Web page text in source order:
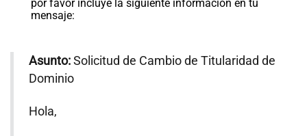
por favor incluye la siguiente información en tu
mensaje:
Asunto:Solicitud de Cambio de Titularidad de
Dominio
Hola,